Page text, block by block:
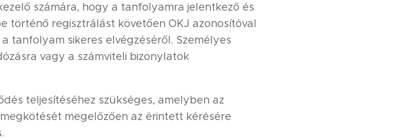
számára, hogy a tanfolyamra jelentkező és
történő regisztrálást követően OKJ azonosítóval
tanfolyam sikeres elvégzéséről. Személyes
vagy a számviteli bizonylatok
teljesítéséhez szükséges, amelyben az
megelőzően az érintett kérésére